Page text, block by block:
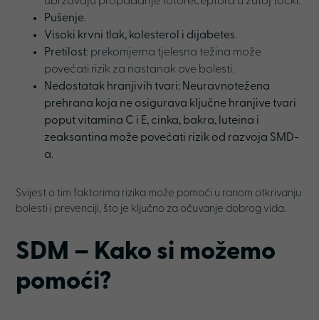
Pušenje.
Visoki krvni tlak, kolesterol i dijabetes.
Pretilost: prekomjerna tjelesna težina može
povećati rizik za nastanak ove bolesti.
Nedostatak hranjivih tvari: Neuravnotežena
prehrana koja ne osigurava ključne hranjive tvari
poput vitamina C i E, cinka, bakra, luteina i
zeaksantina može povećati rizik od razvoja SMD-
a.
Svijest o tim faktorima rizika može pomoći u ranom otkrivanju
bolesti i prevenciji, što je ključno za očuvanje dobrog vida.
SDM – Kako si možemo
pomoći?